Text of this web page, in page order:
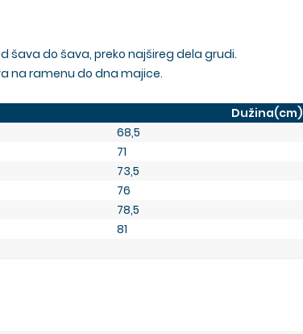
šava do šava, preko najšireg dela grudi.
na ramenu do dna majice.
Dužina(cm)
68,5
71
73,5
76
78,5
81